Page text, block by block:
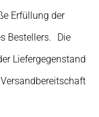
Erfüllung der
Bestellers. Die
Liefergegenstand